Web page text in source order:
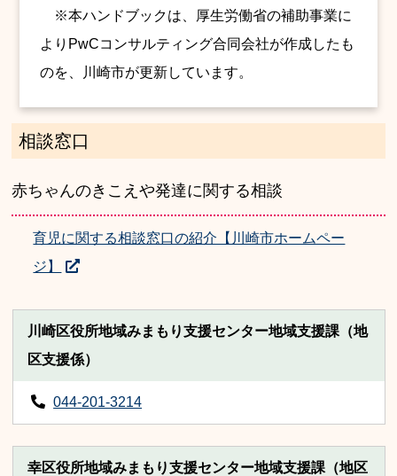
※本ハンドブックは、厚生労働省の補助事業に
よりPwCコンサルティング合同会社が作成したも
のを、川崎市が更新しています。
相談窓口
赤ちゃんのきこえや発達に関する相談
育児に関する相談窓口の紹介【川崎市ホームペー
ジ】
川崎区役所地域みまもり支援センター地域支援課（地
区支援係）
044-201-3214
幸区役所地域みまもり支援センター地域支援課（地区